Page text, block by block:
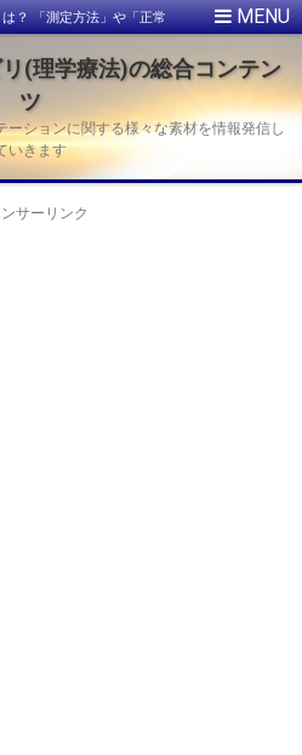
？ 「測定方法」や「正常
(理学療法)の総合コンテン
ツ
ションに関する様々な素材を情報発信し
いきます
サーリンク